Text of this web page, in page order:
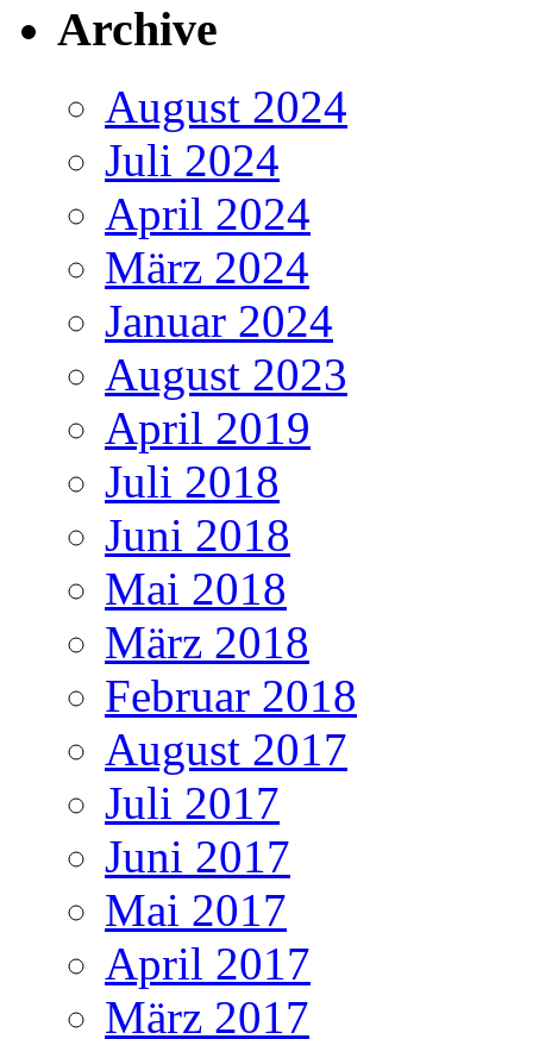
Archive
August 2024
Juli 2024
April 2024
März 2024
Januar 2024
August 2023
April 2019
Juli 2018
Juni 2018
Mai 2018
März 2018
Februar 2018
August 2017
Juli 2017
Juni 2017
Mai 2017
April 2017
März 2017